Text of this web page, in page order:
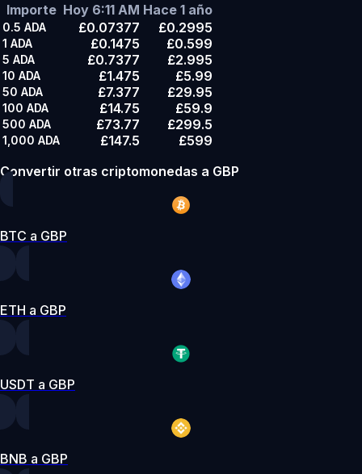
Importe Hoy 6:11 AM Hace 1 año
0.5 ADA £0.07377 £0.2995
1 ADA £0.1475 £0.599
5 ADA £0.7377 £2.995
10 ADA £1.475 £5.99
50 ADA £7.377 £29.95
100 ADA £14.75 £59.9
500 ADA £73.77 £299.5
1,000 ADA £147.5
£599
Convertir otras criptomonedas a GBP
BTC a GBP
ETH a GBP
USDT a GBP
BNB a GBP